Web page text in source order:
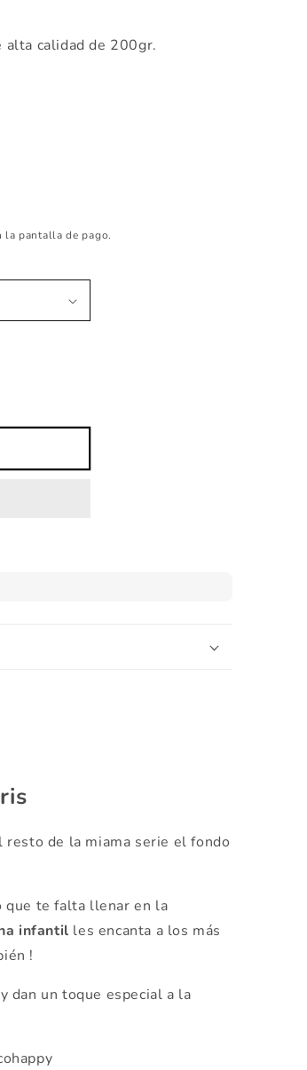
alta calidad de 200gr.
la pantalla de pago.
resto de la miama serie el fondo
que te falta llenar en la
infantil les encanta a los más
!
dan un toque especial a la